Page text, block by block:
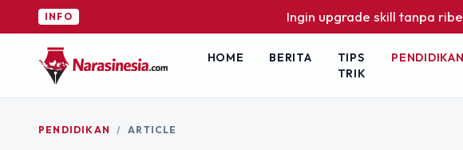
INFO Ingin upgrade skill tanpa ribet?
HOME BERITA
TIPS
TRIK
PENDIDIKAN
PENDIDIKAN / ARTICLE